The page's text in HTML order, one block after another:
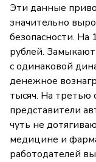
Эти данные
значительно
безопасности.
рублей.
с одинаковой
денежное
тысяч. На третью
представители
чуть не
медицине и
работодателей